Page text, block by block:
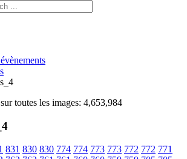
toutes les images: 4,653,984
831 830 830 774 774 773 773 772 772 771